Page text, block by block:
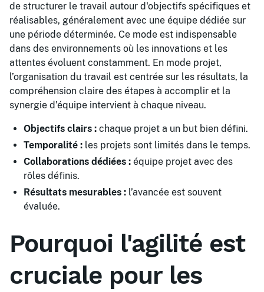
de structurer le travail autour d'objectifs spécifiques et
réalisables, généralement avec une équipe dédiée sur
une période déterminée. Ce mode est indispensable
dans des environnements où les innovations et les
attentes évoluent constamment. En mode projet,
l’organisation du travail est centrée sur les résultats, la
compréhension claire des étapes à accomplir et la
synergie d’équipe intervient à chaque niveau.
Objectifs clairs : chaque projet a un but bien défini.
Temporalité : les projets sont limités dans le temps.
Collaborations dédiées : équipe projet avec des
rôles définis.
Résultats mesurables : l’avancée est souvent
évaluée.
Pourquoi l'agilité est
cruciale pour les